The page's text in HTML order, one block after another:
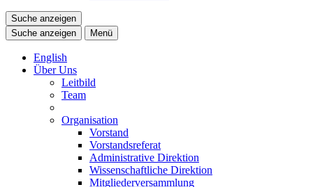
Suche anzeigen
Suche anzeigen
Menü
English
Über Uns
Leitbild
Team
Organisation
Vorstand
Vorstandsreferat
Administrative Direktion
Wissenschaftliche Direktion
Mitgliederversammlung